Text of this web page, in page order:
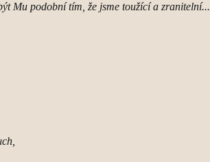
Mu podobní tím, že jsme toužící a zranitelní...